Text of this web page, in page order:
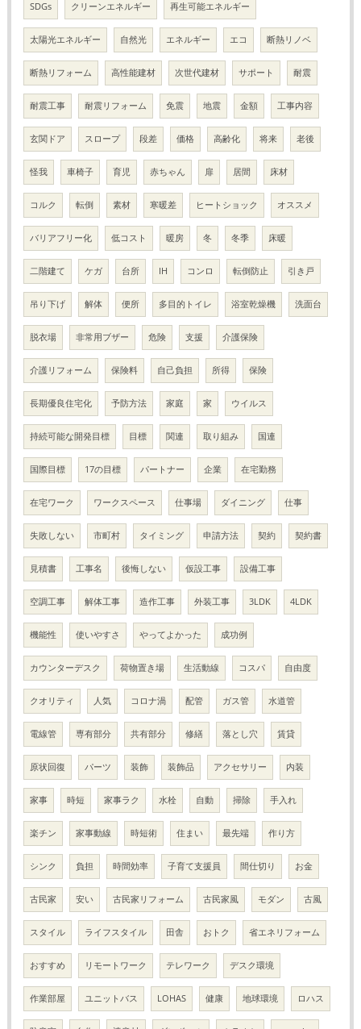
SDGs クリーンエネルギー 再生可能エネルギー
太陽光エネルギー 自然光 エネルギー エコ 断熱リノベ
断熱リフォーム 高性能建材 次世代建材 サポート 耐震
耐震工事 耐震リフォーム 免震 地震 金額 工事内容
玄関ドア スロープ 段差 価格 高齢化 将来 老後
怪我 車椅子 育児 赤ちゃん 扉 居間 床材
コルク 転倒 素材 寒暖差 ヒートショック オススメ
バリアフリー化 低コスト 暖房 冬 冬季 床暖
二階建て ケガ 台所 IH コンロ 転倒防止 引き戸
吊り下げ 解体 便所 多目的トイレ 浴室乾燥機 洗面台
脱衣場 非常用ブザー 危険 支援 介護保険
介護リフォーム 保険料 自己負担 所得 保険
長期優良住宅化 予防方法 家庭 家 ウイルス
持続可能な開発目標 目標 関連 取り組み 国連
国際目標 17の目標 パートナー 企業 在宅勤務
在宅ワーク ワークスペース 仕事場 ダイニング 仕事
失敗しない 市町村 タイミング 申請方法 契約 契約書
見積書 工事名 後悔しない 仮設工事 設備工事
空調工事 解体工事 造作工事 外装工事 3LDK 4LDK
機能性 使いやすさ やってよかった 成功例
カウンターデスク 荷物置き場 生活動線 コスパ 自由度
クオリティ 人気 コロナ渦 配管 ガス管 水道管
電線管 専有部分 共有部分 修繕 落とし穴 賃貸
原状回復 パーツ 装飾 装飾品 アクセサリー 内装
家事 時短 家事ラク 水栓 自動 掃除 手入れ
楽チン 家事動線 時短術 住まい 最先端 作り方
シンク 負担 時間効率 子育て支援員 間仕切り お金
古民家 安い 古民家リフォーム 古民家風 モダン 古風
スタイル ライフスタイル 田舎 おトク 省エネリフォーム
おすすめ リモートワーク テレワーク デスク環境
作業部屋 ユニットバス LOHAS 健康 地球環境 ロハス